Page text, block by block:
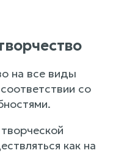
на все виды
со
как на